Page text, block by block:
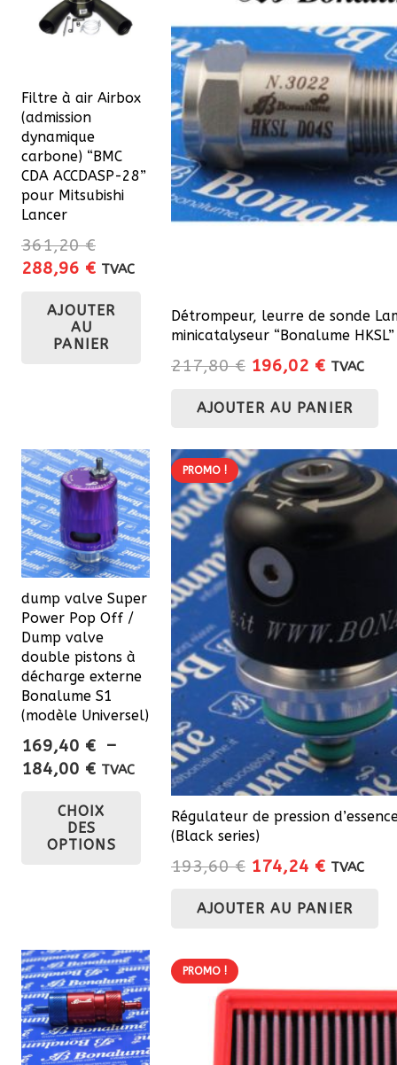
page
produit
Filtre à air Airbox
(admission
dynamique
carbone) “BMC
CDA ACCDASP-28”
pour Mitsubishi
Lancer
361,20€
Le
initial
était :
288,96 €Le
actuel
est :
288,96 €.
TVAC
AJOUTER
AU
PANIER
Détrompeur, leurre de sonde
minicatalyseur “Bonalume
217,80€ Le
initial
217,80 €.
196,02 €Le
actuel
196,02
TVAC
AJOUTER AU PANIER
dump valve Super
Power Pop Off /
Dump valve
double pistons à
décharge externe
Bonalume S1
(modèle Universel)
169,40 € –
184,00 €Plage
prix :
169,40 €
TVAC
CHOIX
DES
OPTIONS
produit
plusieurs
peuvent
être
choisies
sur
PROMO !
Régulateur de pression
(Black series)
193,60€ Le
initial
174,24 €Le
actuel
TVAC
AJOUTER AU PANIER
PROMO !